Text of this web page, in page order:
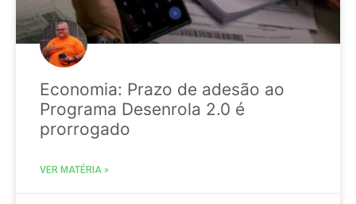
Economia: Prazo de adesão ao
Programa Desenrola 2.0 é
prorrogado
VER MATÉRIA »